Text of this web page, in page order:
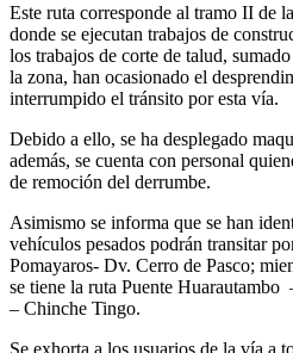
Este ruta corresponde al tramo II de
donde se ejecutan trabajos de
los trabajos de corte de talud,
la zona, han ocasionado el
interrumpido el tránsito por esta vía.
Debido a ello, se ha desplegado
además, se cuenta con personal
de remoción del derrumbe.
Asimismo se informa que se han
vehículos pesados podrán transitar
Pomayaros- Dv. Cerro de Pasco;
se tiene la ruta Puente
– Chinche Tingo.
Se exhorta a los usuarios de la vía a